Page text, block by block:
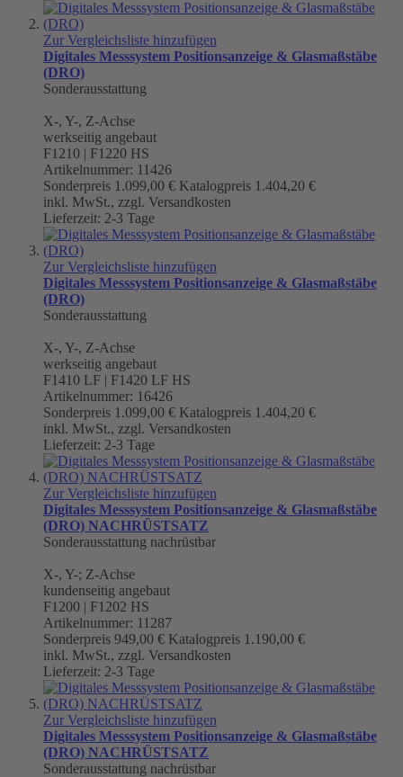
Zur Vergleichsliste hinzufügen
Digitales Messsystem Positionsanzeige & Glasmaßstäbe
(DRO)
Sonderausstattung
X-, Y-, Z-Achse
werkseitig angebaut
F1210 | F1220 HS
Artikelnummer: 11426
Sonderpreis 1.099,00 € Katalogpreis 1.404,20 €
inkl. MwSt., zzgl. Versandkosten
Lieferzeit: 2-3 Tage
Zur Vergleichsliste hinzufügen
Digitales Messsystem Positionsanzeige & Glasmaßstäbe
(DRO)
Sonderausstattung
X-, Y-, Z-Achse
werkseitig angebaut
F1410 LF | F1420 LF HS
Artikelnummer: 16426
Sonderpreis 1.099,00 € Katalogpreis 1.404,20 €
inkl. MwSt., zzgl. Versandkosten
Lieferzeit: 2-3 Tage
Zur Vergleichsliste hinzufügen
Digitales Messsystem Positionsanzeige & Glasmaßstäbe
(DRO) NACHRÜSTSATZ
Sonderausstattung nachrüstbar
X-, Y-; Z-Achse
kundenseitig angebaut
F1200 | F1202 HS
Artikelnummer: 11287
Sonderpreis 949,00 € Katalogpreis 1.190,00 €
inkl. MwSt., zzgl. Versandkosten
Lieferzeit: 2-3 Tage
Zur Vergleichsliste hinzufügen
Digitales Messsystem Positionsanzeige & Glasmaßstäbe
(DRO) NACHRÜSTSATZ
Sonderausstattung nachrüstbar